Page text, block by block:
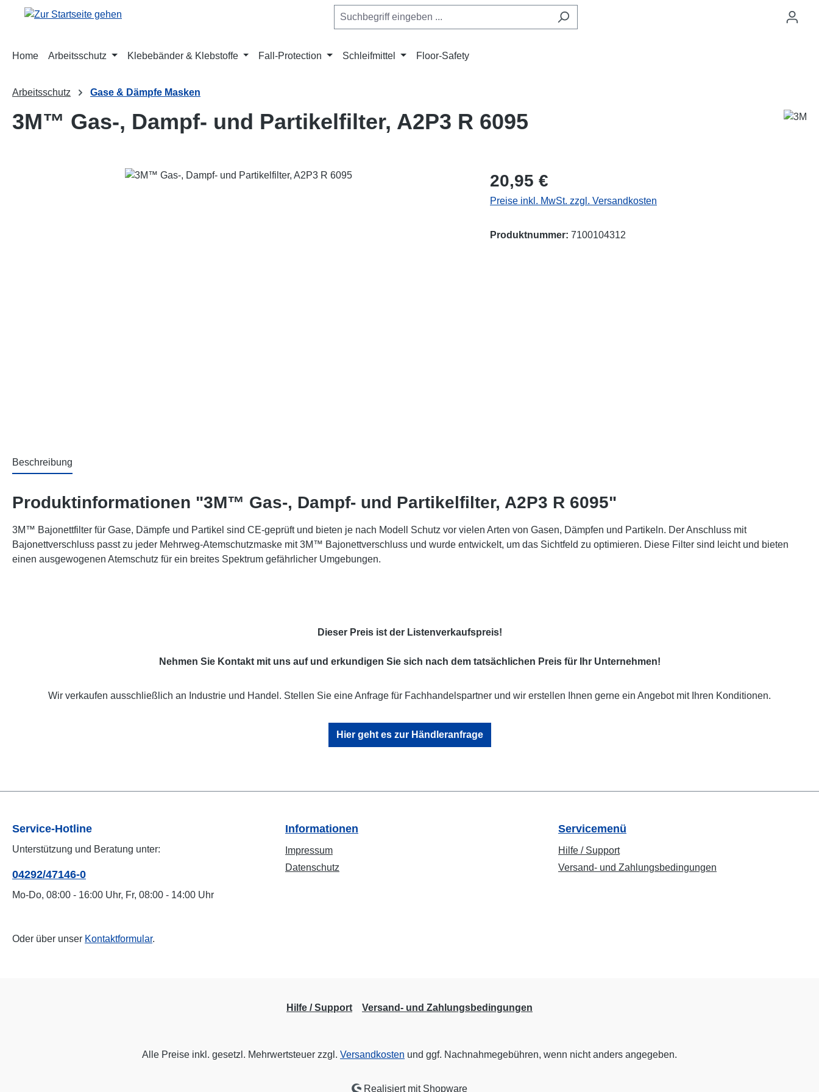
Hauptinhalt springen
Zur Suche springen
Zur Hauptnavigation springen
Home Arbeitsschutz Klebebänder & Klebstoffe Fall-Protection Schleifmittel Floor-Safety
Arbeitsschutz Gase & Dämpfe Masken
3M™ Gas-, Dampf- und Partikelfilter, A2P3 R 6095
Bildergalerie überspringen Regulärer Preis:
20,95 €
Preise inkl. MwSt. zzgl. Versandkosten
Produktnummer: 7100104312
Beschreibung
Produktinformationen "3M™ Gas-, Dampf- und Partikelfilter, A2P3 R 6095"
3M™ Bajonettfilter für Gase, Dämpfe und Partikel sind CE-geprüft und bieten je nach Modell Schutz vor vielen Arten von Gasen, Dämpfen und Partikeln. Der Anschluss mit
Bajonettverschluss passt zu jeder Mehrweg-Atemschutzmaske mit 3M™ Bajonettverschluss und wurde entwickelt, um das Sichtfeld zu optimieren. Diese Filter sind leicht und bieten
einen ausgewogenen Atemschutz für ein breites Spektrum gefährlicher Umgebungen.
Dieser Preis ist der Listenverkaufspreis!
Nehmen Sie Kontakt mit uns auf und erkundigen Sie sich nach dem tatsächlichen Preis für Ihr Unternehmen!
Wir verkaufen ausschließlich an Industrie und Handel. Stellen Sie eine Anfrage für Fachhandelspartner und wir erstellen Ihnen gerne ein Angebot mit Ihren Konditionen.
Hier geht es zur Händleranfrage
Service-Hotline
Unterstützung und Beratung unter:
04292/47146-0
Mo-Do, 08:00 - 16:00 Uhr, Fr, 08:00 - 14:00 Uhr
Oder über unser Kontaktformular.
Informationen
Impressum
Datenschutz
Servicemenü
Hilfe / Support
Versand- und Zahlungsbedingungen
Hilfe / Support Versand- und Zahlungsbedingungen
Alle Preise inkl. gesetzl. Mehrwertsteuer zzgl. Versandkosten und ggf. Nachnahmegebühren, wenn nicht anders angegeben.
Realisiert mit Shopware